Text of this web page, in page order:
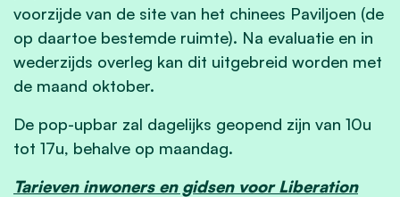
voorzijde van de site van het chinees Paviljoen (de
op daartoe bestemde ruimte). Na evaluatie en in
wederzijds overleg kan dit uitgebreid worden met
de maand oktober.
De pop-upbar zal dagelijks geopend zijn van 10u
tot 17u, behalve op maandag.
Tarieven inwoners en gidsen voor Liberation